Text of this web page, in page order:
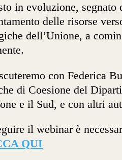
in evoluzione, segnato
delle risorse
dell’Unione, a
con Federica
di Coesione del
e il Sud, e con altri
il webinar è
QUI